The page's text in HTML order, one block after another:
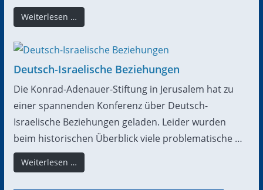
Weiterlesen …
Deutsch-Israelische Beziehungen
Die Konrad-Adenauer-Stiftung in Jerusalem hat zu
einer spannenden Konferenz über Deutsch-
Israelische Beziehungen geladen. Leider wurden
beim historischen Überblick viele problematische …
Weiterlesen …